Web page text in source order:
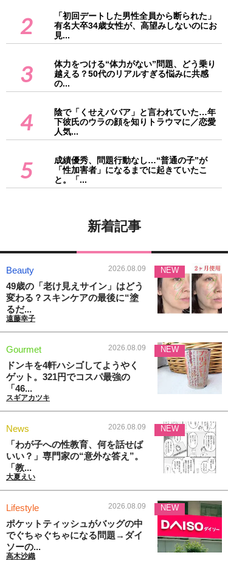
2
「初回デートした男性全員から断られた」
有名大卒34歳女性が、高望みしないのにお
見...
3
体力をつける“体力がない”問題、どう乗り
越える？50代のリアルすぎる悩みに共感
の...
4
陰で「くせえババア」と言われていた…年
下彼氏のウラの顔を知りトラウマに／恋愛
人気...
5
成績優秀、問題行動なし…“普通の子”が
「性加害者」になるまでに起きていたこ
と。「...
新着記事
Beauty 2026.08.09
49歳の「老け見えサイン」はどう
変わる？スキンケアの最後に“塗
るだ...
遠藤幸子
NEW
Gourmet 2026.08.09
ドンキを4軒ハシゴしてようやく
ゲット。321円でコスパ最強の
「46...
スギアカツキ
NEW
News 2026.08.09
「わが子への性教育、何を話せば
いい？」専門家の“意外な答え”。
「教...
大夏えい
NEW
Lifestyle 2026.08.09
ポケットティッシュがバッグの中
でぐちゃぐちゃになる問題→ダイ
ソーの...
高木沙織
NEW